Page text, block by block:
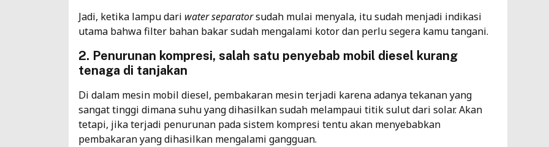
Jadi, ketika lampu dari water separatorsudah mulai menyala, itu sudah menjadi indikasi
utama bahwa filter bahan bakar sudah mengalami kotor dan perlu segera kamu tangani.
2. Penurunan kompresi, salah satu penyebab mobil diesel kurang
tenaga di tanjakan
Di dalam mesin mobil diesel, pembakaran mesin terjadi karena adanya tekanan yang
sangat tinggi dimana suhu yang dihasilkan sudah melampaui titik sulut dari solar. Akan
tetapi, jika terjadi penurunan pada sistem kompresi tentu akan menyebabkan
pembakaran yang dihasilkan mengalami gangguan.